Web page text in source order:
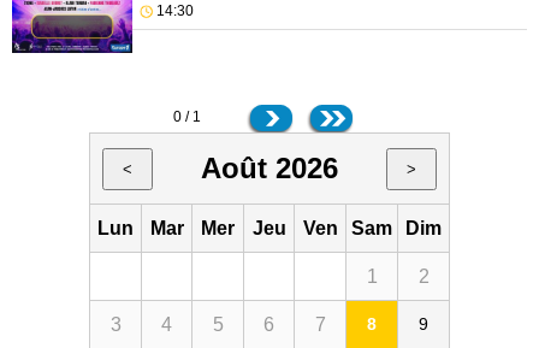
14:30
0 / 1
< Août 2026 >
Lun Mar Mer Jeu Ven Sam Dim
1 2
3 4 5 6 7 8 9